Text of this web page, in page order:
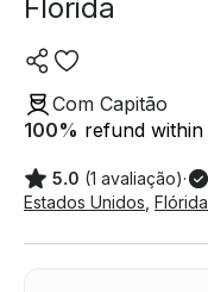
Flórida
Com Capitão
100% refund within
5.0 (1 avaliação)·
Estados Unidos Flórida